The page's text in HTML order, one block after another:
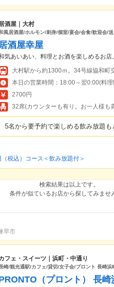
酒屋｜大村
風居酒屋/ホルモン/刺身/個室/宴会/会食/歓迎会/
酒屋幸屋
気あいあい、料理とお酒を楽しめるお店。
本日の営業時間：18:00～翌0:00(料
2700円
32席(カウンターも有り。お一人様も
5名から要予約で楽しめる飲み放題も
税込）コース＜飲み放題付＞
検索結果は以上です。
条件が似ているお店から探してみませ
早市
フェ・スイーツ｜浜町・中通り
崎/観光通駅/カフェ/貸切/女子会/プロント 長崎
（プロント） 長崎